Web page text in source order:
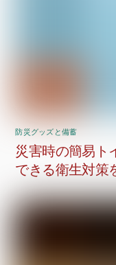
防災グッズと備蓄
災害時の簡易ト
できる衛生対策